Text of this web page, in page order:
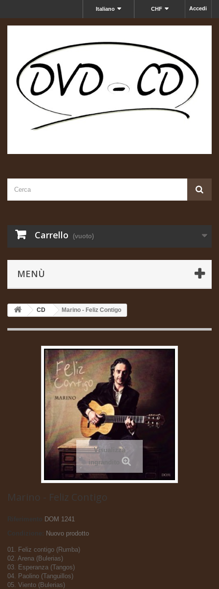
Accedi
CHF
Italiano
Carrello (vuoto)
MENÙ
CD Marino - Feliz Contigo
Visualizza
ingrandito
Marino - Feliz Contigo
Riferimento
DOM 1241
Nuovo prodotto
01. Feliz contigo (Rumba)
02. Arena (Bulerias)
03. Esperanza (Tangos)
04. Paolino (Tanguillos)
05. Viento (Bulerias)